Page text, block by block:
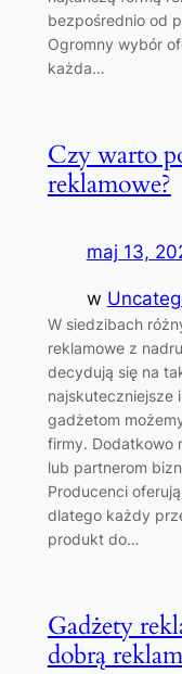
bezpośrednio od
Ogromny wybór
każda…
Czy warto
reklamowe?
maj 13,
w
W siedzibach
reklamowe z
decydują się na
najskuteczniejsze
gadżetom
firmy. Dodatkowo
lub partnerom
Producenci
dlatego każdy
produkt do…
Gadżety
dobrą